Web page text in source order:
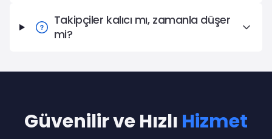
Takipçiler kalıcı mı, zamanla düşer
mi?
Güvenilir ve Hızlı Hizmet